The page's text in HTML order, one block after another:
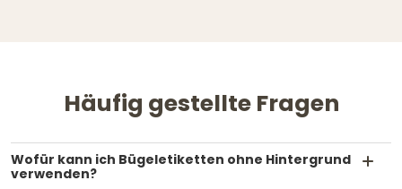
Häufig gestellte Fragen
Wofür kann ich Bügeletiketten ohne Hintergrund
verwenden?